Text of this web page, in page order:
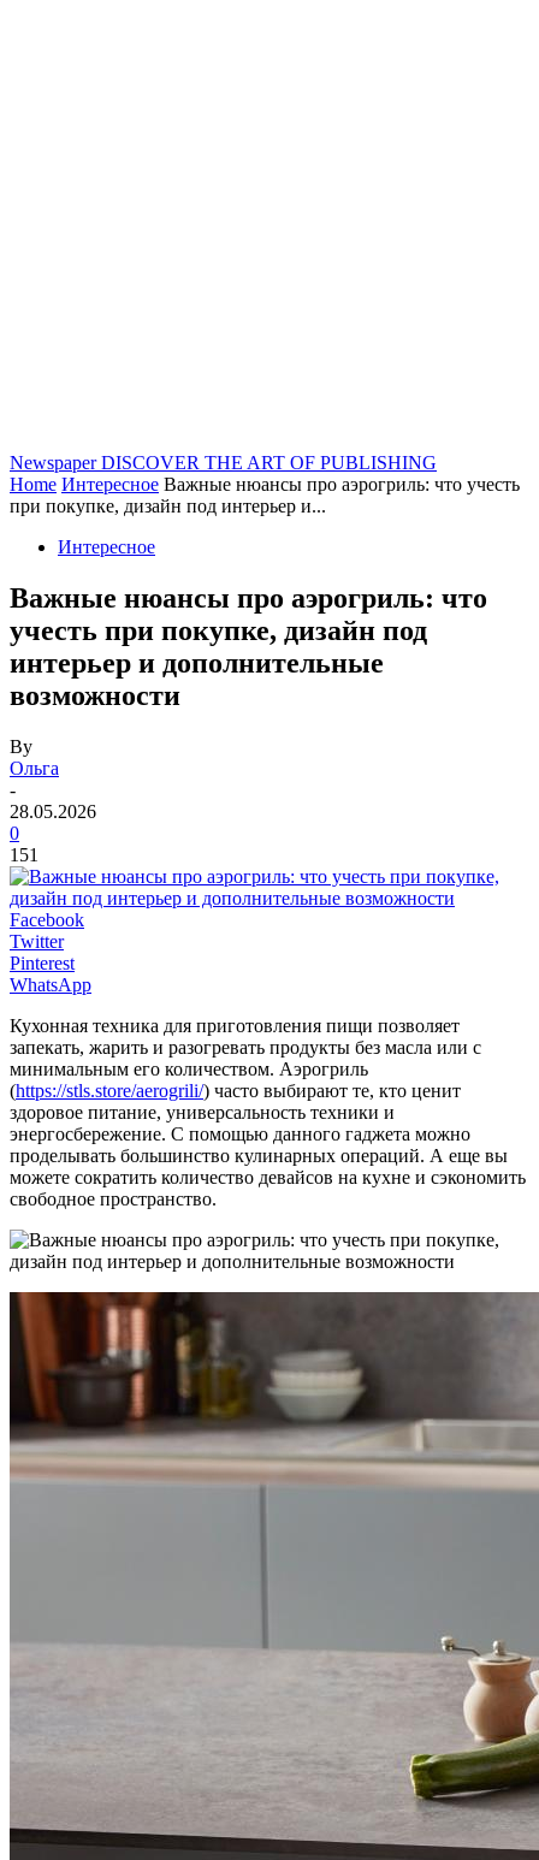
Newspaper DISCOVER THE ART OF PUBLISHING
Home Интересное Важные нюансы про аэрогриль: что учесть
при покупке, дизайн под интерьер и...
Интересное
Важные нюансы про аэрогриль: что
учесть при покупке, дизайн под
интерьер и дополнительные
возможности
By
Ольга
-
28.05.2026
0
151
Facebook
Twitter
Pinterest
WhatsApp
Кухонная техника для приготовления пищи позволяет
запекать, жарить и разогревать продукты без масла или с
минимальным его количеством. Аэрогриль
(https://stls.store/aerogrili/) часто выбирают те, кто ценит
здоровое питание, универсальность техники и
энергосбережение. С помощью данного гаджета можно
проделывать большинство кулинарных операций. А еще вы
можете сократить количество девайсов на кухне и сэкономить
свободное пространство.